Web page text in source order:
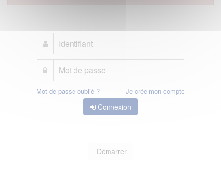
Mot de passe oublié ? Je crée mon compte
Connexion
Démarrer